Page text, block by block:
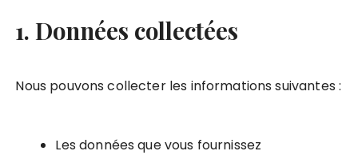
1. Données collectées
Nous pouvons collecter les informations suivantes :
Les données que vous fournissez